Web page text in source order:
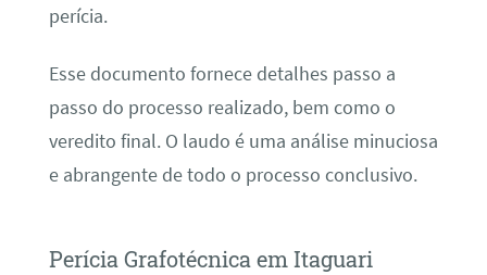
perícia.
Esse documento fornece detalhes passo a
passo do processo realizado, bem como o
veredito final. O laudo é uma análise minuciosa
e abrangente de todo o processo conclusivo.
Perícia Grafotécnica em Itaguari